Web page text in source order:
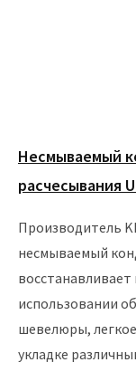
Несмываемый
расчесывания
Производитель
несмываемый
использовании
шевелюры,
укладке